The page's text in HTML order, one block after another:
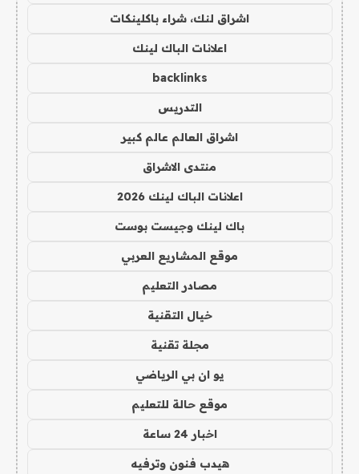
اشراق لنك، شراء باكلينكات
اعلانات الباك لينك
backlinks
التدريس
اشراق العالم عالم كبير
منتدى الاشراق
اعلانات الباك لينك 2026
باك لينك وجيست بوست
موقع المشاريع العربي
مصادر التعليم
خيال التقنية
مجلة تقنية
يو ان بي الرياضي
موقع حالة للتعليم
اخبار 24 ساعة
هيدب فنون وترفيه